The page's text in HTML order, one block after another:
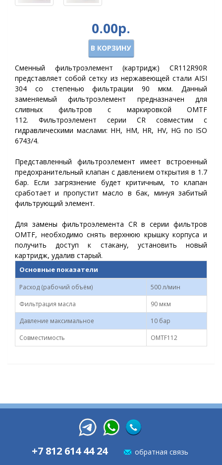
0.00р.
В КОРЗИНУ
Сменный фильтроэлемент (картридж) CR112R90R
представляет собой сетку из нержавеющей стали AISI
304 со степенью фильтрации 90 мкм. Данный
заменяемый фильтроэлемент предназначен для
сливных фильтров с маркировкой OMTF
112. Фильтроэлемент серии CR совместим с
гидравлическими маслами: HH, HM, HR, HV, HG по ISO
6743/4.
Представленный фильтроэлемент имеет встроенный
предохранительный клапан с давлением открытия в 1.7
бар. Если загрязнение будет критичным, то клапан
сработает и пропустит масло в бак, минуя забитый
фильтрующий элемент.
Для замены фильтроэлемента CRв серии фильтров
OMTF, необходимо снять верхнюю крышку корпуса и
получить доступ к стакану, установить новый
картридж, удалив старый.
Основные показатели
Расход (рабочий объём)
500 л/мин
Фильтрация масла
90 мкм
Давление максимальное
10 бар
Совместимость
OMTF112
+7 812 614 44 24 обратная связь